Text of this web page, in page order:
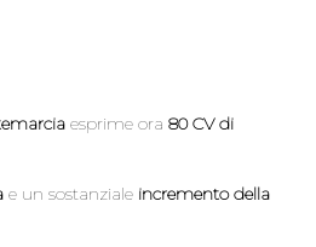
esprime ora 80 CV di
e un sostanziale incremento della